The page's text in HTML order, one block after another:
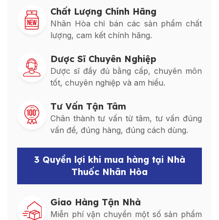
Chất Lượng Chính Hãng
Nhân Hòa chỉ bán các sản phẩm chất
lượng, cam kết chính hãng.
Dược Sĩ Chuyên Nghiệp
Dược sĩ đầy đủ bằng cấp, chuyên môn
tốt, chuyên nghiệp và am hiểu.
Tư Vấn Tận Tâm
Chân thành tư vấn từ tâm, tư vấn đúng
vấn đề, đúng hàng, đúng cách dùng.
3 Quyền lợi khi mua hàng tại Nhà
Thuốc Nhân Hòa
Giao Hàng Tận Nhà
Miễn phí vận chuyển một số sản phẩm